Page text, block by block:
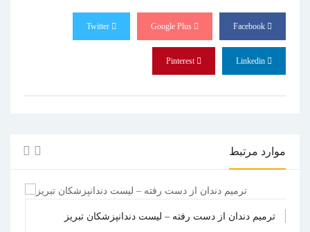
Pinterest
موارد مرتبط
ترمیم دندان از دست رفته – لیست دندانپزشکان تبریز